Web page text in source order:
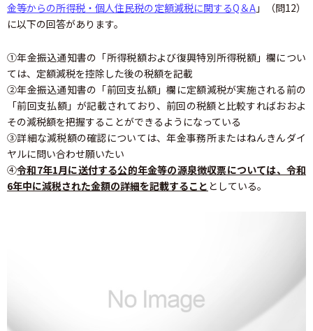
金等からの所得税・個人住民税の定額減税に関するQ＆A」（問12）
に以下の回答があります。
①年金振込通知書の「所得税額および復興特別所得税額」欄につい
ては、定額減税を控除した後の税額を記載
②年金振込通知書の「前回支払額」欄に定額減税が実施される前の
「前回支払額」が記載されており、前回の税額と比較すればおおよ
その減税額を把握することができるようになっている
③詳細な減税額の確認については、年金事務所またはねんきんダイ
ヤルに問い合わせ願いたい
④令和7年1月に送付する公的年金等の源泉徴収票については、令和
6年中に減税された金額の詳細を記載すること としている。